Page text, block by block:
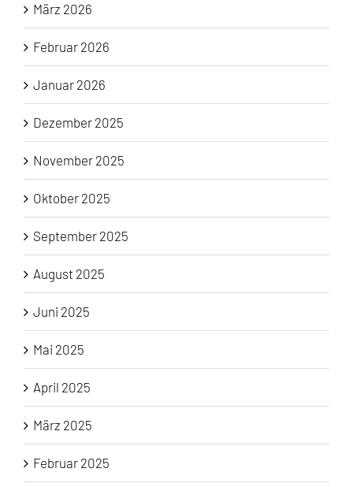
März 2026
Februar 2026
Januar 2026
Dezember 2025
November 2025
Oktober 2025
September 2025
August 2025
Juni 2025
Mai 2025
April 2025
März 2025
Februar 2025